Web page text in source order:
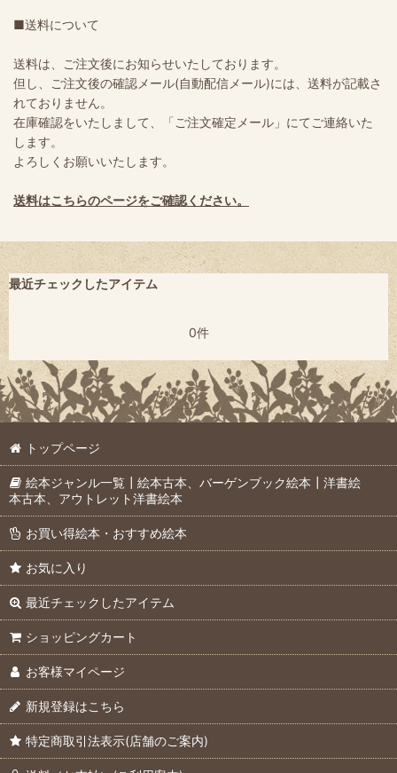
■送料について
送料は、ご注文後にお知らせいたしております。
但し、ご注文後の確認メール(自動配信メール)には、送料が記載さ
れておりません。
在庫確認をいたしまして、「ご注文確定メール」にてご連絡いた
します。
よろしくお願いいたします。
送料はこちらのページをご確認ください。
最近チェックしたアイテム
0件
トップページ
絵本ジャンル一覧┃絵本古本、バーゲンブック絵本┃洋書絵
本古本、アウトレット洋書絵本
お買い得絵本・おすすめ絵本
お気に入り
最近チェックしたアイテム
ショッピングカート
お客様マイページ
新規登録はこちら
特定商取引法表示(店舗のご案内)